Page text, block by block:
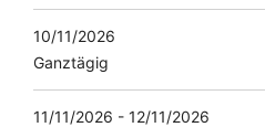
10/11/2026
Ganztägig
11/11/2026 - 12/11/2026